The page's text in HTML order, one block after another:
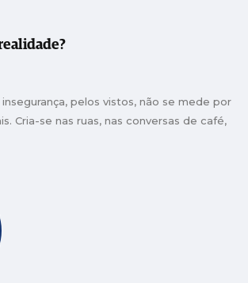
pelos vistos, não se mede por
Cria-se nas ruas, nas conversas de café,